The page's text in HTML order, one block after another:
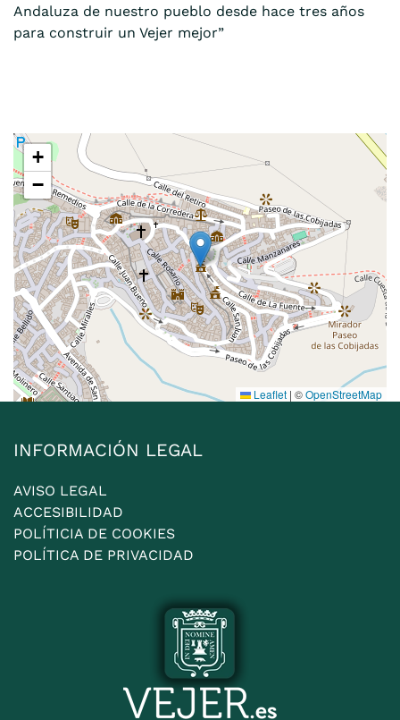
Andaluza de nuestro pueblo desde hace tres años
para construir un Vejer mejor”
+
−
Leaflet | ©OpenStreetMap
INFORMACIÓN LEGAL
AVISO LEGAL
ACCESIBILIDAD
POLÍTICIA DE COOKIES
POLÍTICA DE PRIVACIDAD